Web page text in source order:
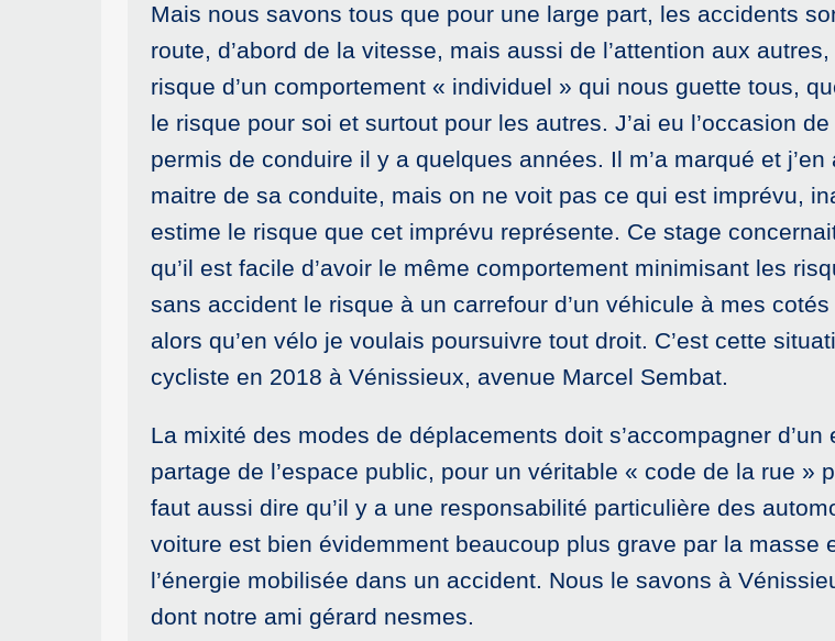
Mais nous savons tous que pour une large part, les accidents
route, d’abord de la vitesse, mais aussi de l’attention aux
risque d’un comportement « individuel » qui nous guette tous,
le risque pour soi et surtout pour les autres. J’ai eu l’occasion
permis de conduire il y a quelques années. Il m’a marqué et
maitre de sa conduite, mais on ne voit pas ce qui est imprévu,
estime le risque que cet imprévu représente. Ce stage
qu’il est facile d’avoir le même comportement minimisant les
sans accident le risque à un carrefour d’un véhicule à mes
alors qu’en vélo je voulais poursuivre tout droit. C’est cette
cycliste en 2018 à Vénissieux, avenue Marcel Sembat.
La mixité des modes de déplacements doit s’accompagner
partage de l’espace public, pour un véritable « code de la rue »
faut aussi dire qu’il y a une responsabilité particulière des
voiture est bien évidemment beaucoup plus grave par la masse
l’énergie mobilisée dans un accident. Nous le savons à
dont notre ami gérard nesmes.